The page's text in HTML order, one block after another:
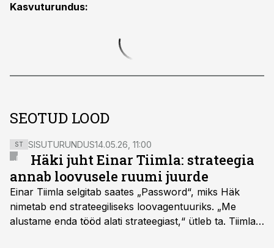
Kasvuturundus:
SEOTUD LOOD
ST SISUTURUNDUS14.05.26, 11:00
Häki juht Einar Tiimla: strateegia
annab loovusele ruumi juurde
Einar Tiimla selgitab saates „Password“, miks Häk
nimetab end strateegiliseks loovagentuuriks. „Me
alustame enda tööd alati strateegiast,“ ütleb ta. Tiimla